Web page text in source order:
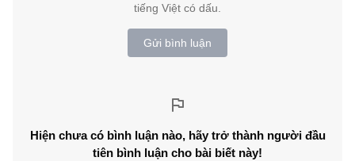
tiếng Việt có dấu.
Gửi bình luận
Hiện chưa có bình luận nào, hãy trở thành người đầu
tiên bình luận cho bài biết này!